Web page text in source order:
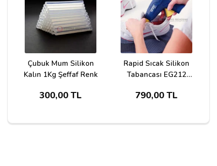
Yorumunuz*
Çubuk Mum Silikon
Kalın 1Kg Şeffaf Renk
300,00 TL
Rapid Sıcak Silikon
Tabancası EG212
790,00 TL